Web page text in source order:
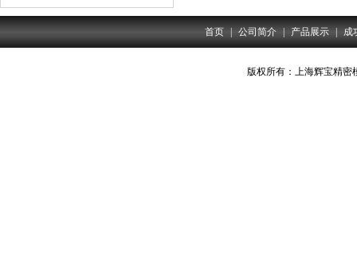
首页 公司简介 产品展示 成
版权所有：上海辉宝精密